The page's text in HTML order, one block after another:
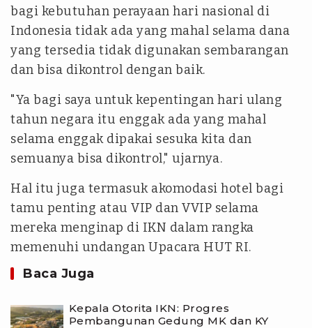
bagi kebutuhan perayaan hari nasional di
Indonesia tidak ada yang mahal selama dana
yang tersedia tidak digunakan sembarangan
dan bisa dikontrol dengan baik.
"Ya bagi saya untuk kepentingan hari ulang
tahun negara itu enggakada yang mahal
selama enggakdipakai sesuka kita dan
semuanya bisa dikontrol," ujarnya.
Hal itu juga termasuk akomodasi hotel bagi
tamu penting atau VIP dan VVIP selama
mereka menginap di IKN dalam rangka
memenuhi undangan Upacara HUT RI.
Baca Juga
Kepala Otorita IKN: Progres
Pembangunan Gedung MK dan KY